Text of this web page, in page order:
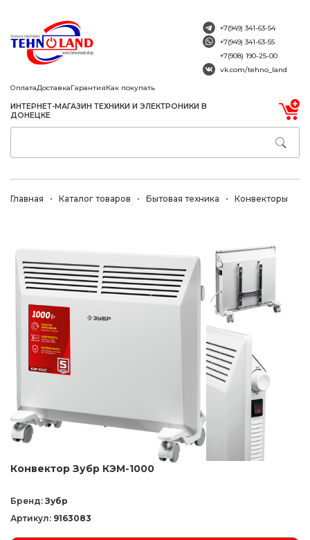
ОплатаДоставкаГарантияКак покупать
ИНТЕРНЕТ-МАГАЗИН ТЕХНИКИ И ЭЛЕКТРОНИКИ В
ДОНЕЦКЕ
+7(949) 341-63-54
+7(949) 341-63-55
+7(908) 190-25-00
vk.com/tehno_land
Главная Каталог товаров Бытовая техника Конвекторы
Конвектор Зубр КЭМ-1000
Бренд: Зубр
Артикул: 9163083